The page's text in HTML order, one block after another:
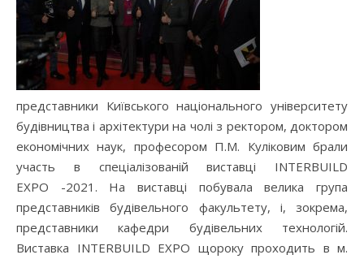
представники Київського національного університету
будівництва і архітектури на чолі з ректором, доктором
економічних наук, професором П.М. Куліковим брали
участь в спеціалізованій виставці INTERBUILD
EXPO -2021. На виставці побувала велика група
представників будівельного факультету, і, зокрема,
представники кафедри будівельних технологій.
Виставка INTERBUILD EXPO щороку проходить в м.